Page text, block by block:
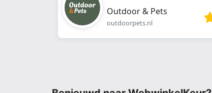
Outdoor & Pets
outdoorpets.nl